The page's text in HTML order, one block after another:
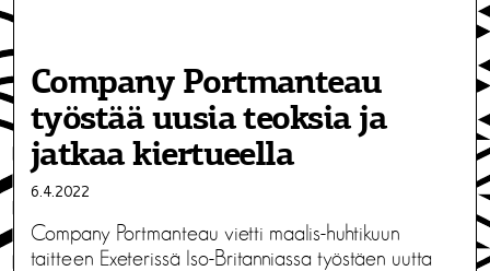
Company Portmanteau
työstää uusia teoksia ja
jatkaa kiertueella
6.4.2022
Company Portmanteau vietti maalis-huhtikuun
taitteen Exeterissä Iso-Britanniassa työstäen uutta